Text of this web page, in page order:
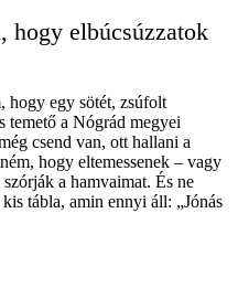
hogy elbúcsúzzatok
hogy egy sötét, zsúfolt
temető a Nógrád megyei
csend van, ott hallani a
hogy eltemessenek – vagy
a hamvaimat. És ne
tábla, amin ennyi áll: „Jónás